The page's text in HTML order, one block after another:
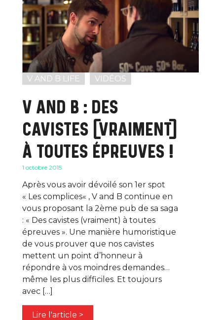
V AND B LIFE VIDÉOS
V AND B : DES
CAVISTES (VRAIMENT)
À TOUTES ÉPREUVES !
1 octobre 2015
Après vous avoir dévoilé son 1er spot
« Les complices« , V and B continue en
vous proposant la 2ème pub de sa saga
: « Des cavistes (vraiment) à toutes
épreuves ». Une manière humoristique
de vous prouver que nos cavistes
mettent un point d’honneur à
répondre à vos moindres demandes…
même les plus difficiles. Et toujours
avec […]
Lire l'article >